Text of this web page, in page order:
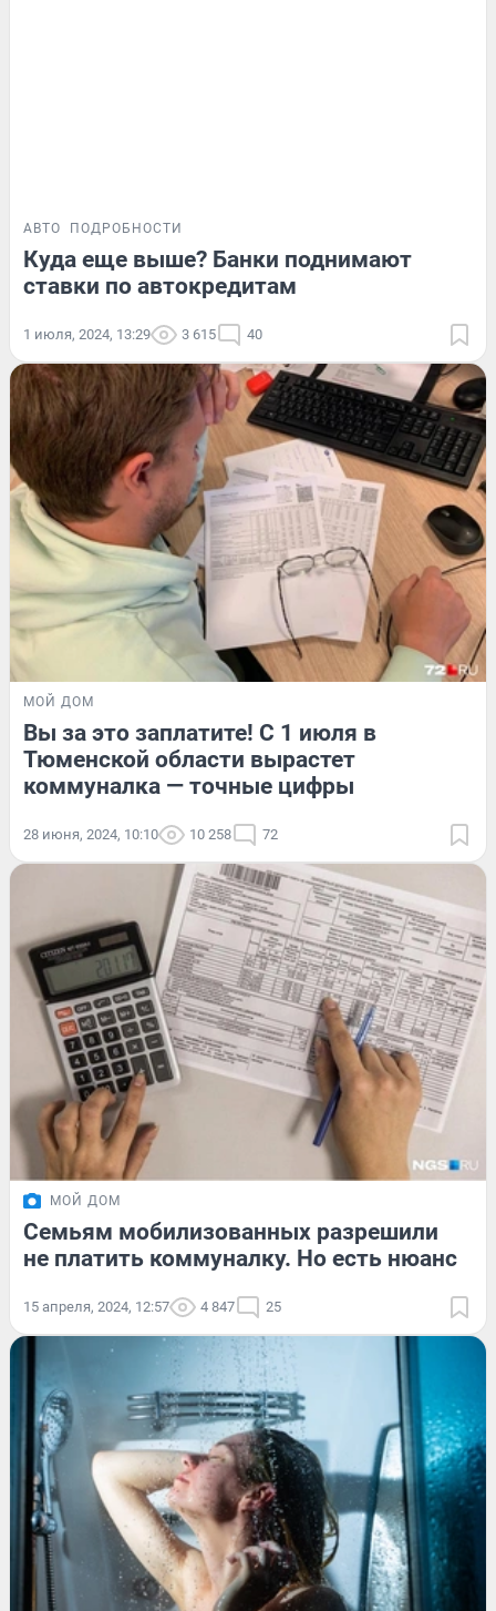
АВТО ПОДРОБНОСТИ
Куда еще выше? Банки поднимают
ставки по автокредитам
1 июля, 2024, 13:29 3 615 40
МОЙ ДОМ
Вы за это заплатите! С 1 июля в
Тюменской области вырастет
коммуналка — точные цифры
28 июня, 2024, 10:10 10 258 72
МОЙ ДОМ
Семьям мобилизованных разрешили
не платить коммуналку. Но есть нюанс
15 апреля, 2024, 12:57 4 847 25